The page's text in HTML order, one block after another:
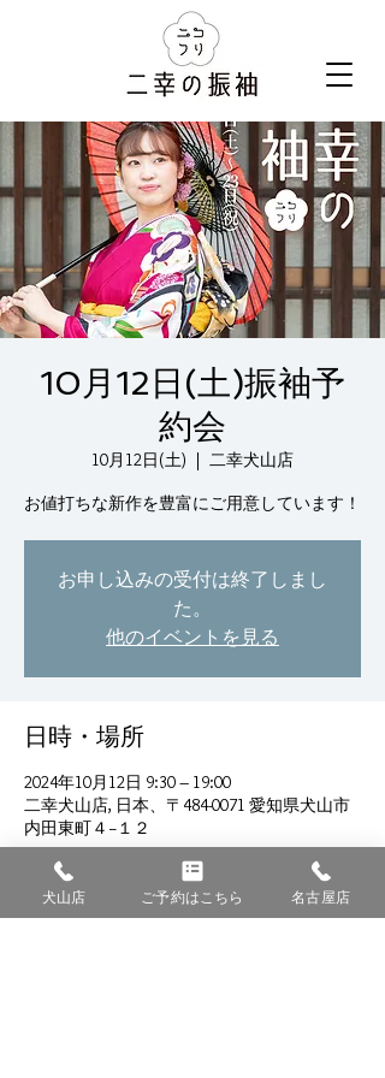
10月12日(土)振袖予
約会
10月12日(土)
  |
二幸犬山店
お値打ちな新作を豊富にご用意しています！
お申し込みの受付は終了しまし
た。
他のイベントを見る
日時・場所
2024年10月12日 9:30 – 19:00
二幸犬山店, 日本、〒484-0071 愛知県犬山市
内田東町４−１２
犬山店 ご予約はこちら 名古屋店